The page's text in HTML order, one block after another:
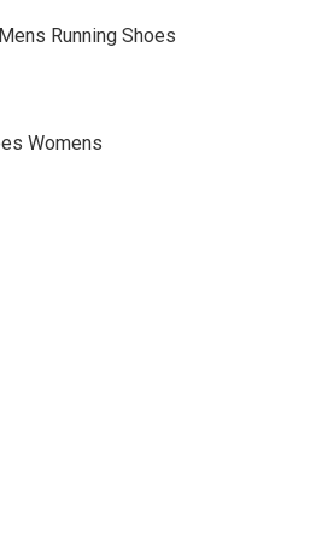
Running Shoes
Womens